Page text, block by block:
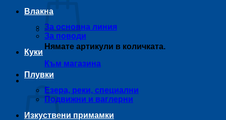
Нямате артикули в количката.
Към магазина
Количка
Влакна
За основна линия
За поводи
Куки
Плувки
Езера, реки, специални
Подвижни и ваглерни
Изкуствени примамки